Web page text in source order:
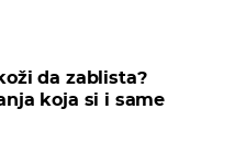
da zablista?
koja si i same